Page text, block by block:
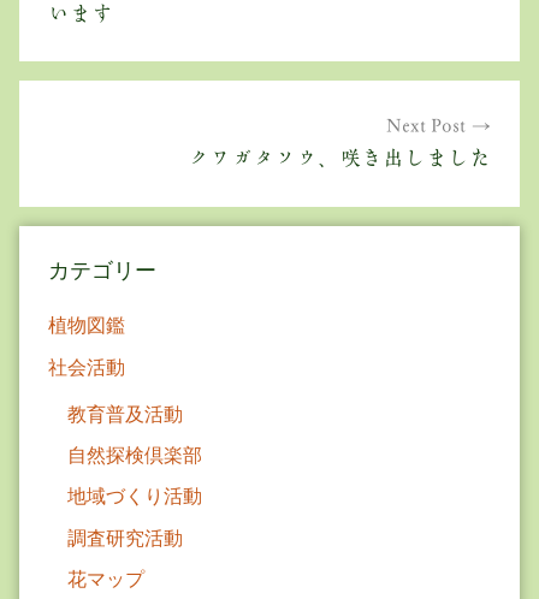
ビ
ョ
います
Next Post
クワガタソウ、咲き出しました
カテゴリー
植物図鑑
社会活動
教育普及活動
自然探検倶楽部
地域づくり活動
調査研究活動
花マップ